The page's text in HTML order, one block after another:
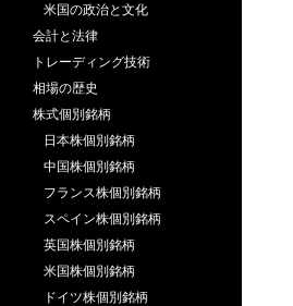
米国の政治と文化
会計と法律
トレーディング技術
相場の歴史
株式個別銘柄
日本株個別銘柄
中国株個別銘柄
フランス株個別銘柄
スペイン株個別銘柄
英国株個別銘柄
米国株個別銘柄
ドイツ株個別銘柄